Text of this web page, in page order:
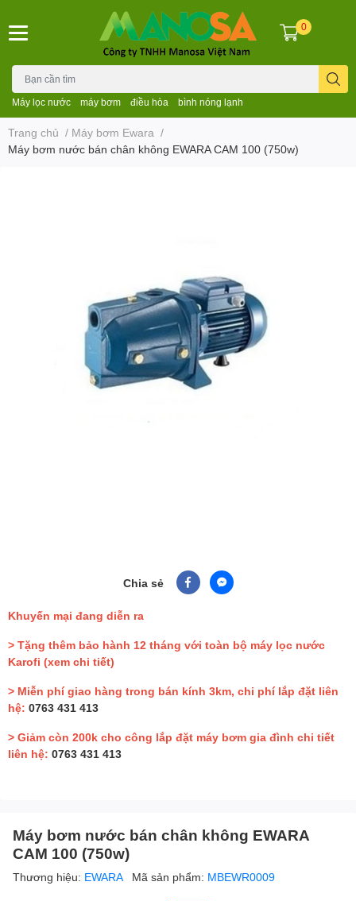
Máy lọc nước máy bơm điều hòa bình nóng lạnh
0
Trang chủ / Máy bơm Ewara /
Máy bơm nước bán chân không EWARA CAM 100 (750w)
Chia sẻ
Khuyến mại đang diễn ra
> Tặng thêm bảo hành 12 tháng với toàn bộ máy lọc nước
Karofi (xem chi tiết)
> Miễn phí giao hàng trong bán kính 3km, chi phí lắp đặt liên
hệ: 0763 431 413
> Giảm còn 200k cho công lắp đặt máy bơm gia đình chi tiết
liên hệ: 0763 431 413
Máy bơm nước bán chân không EWARA
CAM 100 (750w)
Thương hiệu: EWARA Mã sản phẩm: MBEWR0009